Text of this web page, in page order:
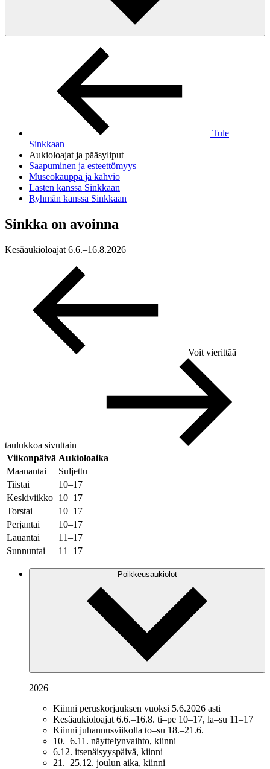
Tule
Sinkkaan
Aukioloajat ja pääsyliput
Saapuminen ja esteettömyys
Museokauppa ja kahvio
Lasten kanssa Sinkkaan
Ryhmän kanssa Sinkkaan
Sinkka on avoinna
Kesäaukioloajat 6.6.–16.8.2026
Voit vierittää
taulukkoa sivuttain
Viikonpäivä Aukioloaika
Maanantai
Suljettu
Tiistai
10–17
Keskiviikko 10–17
Torstai
10–17
Perjantai
10–17
Lauantai
11–17
Sunnuntai
11–17
Poikkeusaukiolot
2026
Kiinni peruskorjauksen vuoksi 5.6.2026 asti
Kesäaukioloajat 6.6.–16.8. ti–pe 10–17, la–su 11–17
Kiinni juhannusviikolla to–su 18.–21.6.
10.–6.11. näyttelynvaihto, kiinni
6.12. itsenäisyyspäivä, kiinni
21.–25.12. joulun aika, kiinni